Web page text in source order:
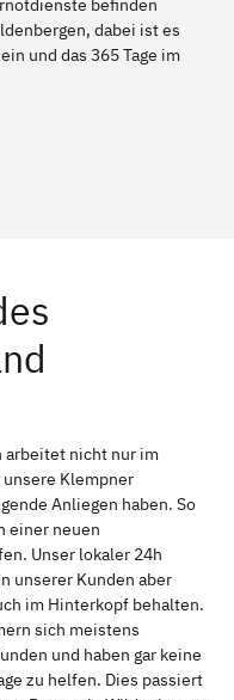
dabei ist es
und das 365 Tage im
arbeitet nicht nur im
Klempner
Anliegen haben. So
einer neuen
Unser lokaler 24h
unserer Kunden aber
im Hinterkopf behalten.
sich meistens
und haben gar keine
zu helfen. Dies passiert